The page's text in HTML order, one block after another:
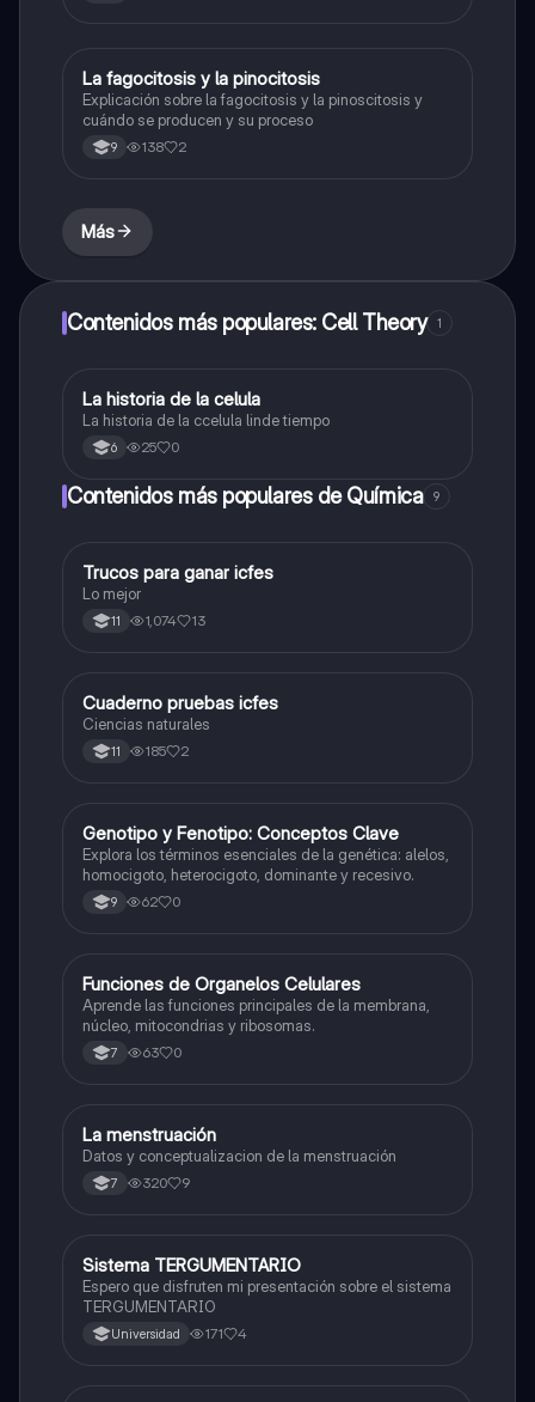
Biologia
La fagocitosis y la pinocitosis
Explicación sobre la fagocitosis y la pinoscitosis y
cuándo se producen y su proceso
9 138 2
Más
Contenidos más populares: Cell Theory 1
Biologia
La historia de la celula
La historia de la ccelula linde tiempo
6 25 0
Contenidos más populares de Química 9
Química
Trucos para ganar icfes
Lo mejor
11 1,074 13
Biologia
Cuaderno pruebas icfes
Ciencias naturales
11 185 2
GBiologia
Genotipo y Fenotipo: Conceptos Clave
Explora los términos esenciales de la genética: alelos,
homocigoto, heterocigoto, dominante y recesivo.
9 62 0
FBiologia
Funciones de Organelos Celulares
Aprende las funciones principales de la membrana,
núcleo, mitocondrias y ribosomas.
7 63 0
Biologia
La menstruación
Datos y conceptualizacion de la menstruación
7 320 9
Biologia
Sistema TERGUMENTARIO
Espero que disfruten mi presentación sobre el sistema
TERGUMENTARIO
Universidad 171 4